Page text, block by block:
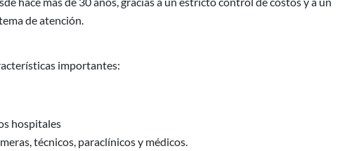
de atención.
importantes:
hospitales
técnicos, paraclínicos y médicos.